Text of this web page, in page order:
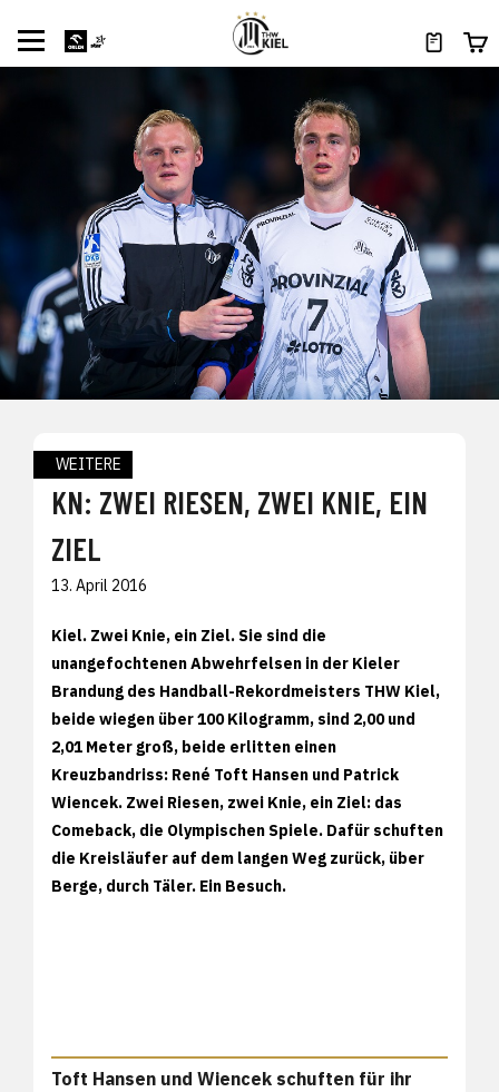
WEITERE
KN: ZWEI RIESEN, ZWEI KNIE, EIN
ZIEL
13. April 2016
Kiel. Zwei Knie, ein Ziel. Sie sind die
unangefochtenen Abwehrfelsen in der Kieler
Brandung des Handball-Rekordmeisters THW Kiel,
beide wiegen über 100 Kilogramm, sind 2,00 und
2,01 Meter groß, beide erlitten einen
Kreuzbandriss: René Toft Hansen und Patrick
Wiencek. Zwei Riesen, zwei Knie, ein Ziel: das
Comeback, die Olympischen Spiele. Dafür schuften
die Kreisläufer auf dem langen Weg zurück, über
Berge, durch Täler. Ein Besuch.
Toft Hansen und Wiencek schuften für ihr